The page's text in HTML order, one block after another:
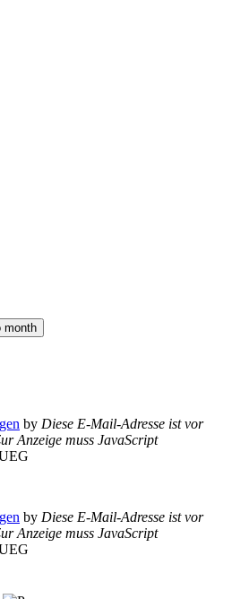
month
by Diese E-Mail-Adresse ist vor
Anzeige muss JavaScript
by Diese E-Mail-Adresse ist vor
Anzeige muss JavaScript